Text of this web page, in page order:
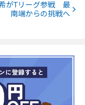
がTリーグ参戦 最
南端からの挑戦へ